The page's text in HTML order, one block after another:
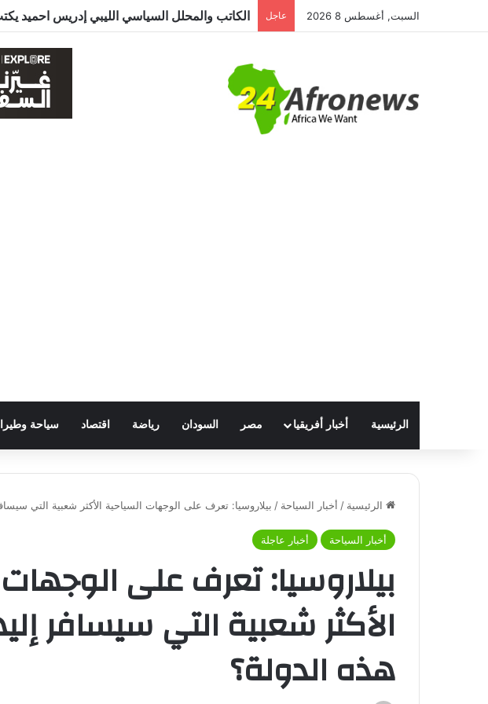
السبت, أغسطس 8 2026 عاجل
الرئيسية أخبار أفريقيا مصر السودان رياضة اقتصاد سياحة
الرئيسية / أخبار السياحة / بيلاروسيا: تعرف على الوجهات السياحية الأكثر شعبية التي
أخبار السياحة أخبار عاجلة
بيلاروسيا: تعرف على
الأكثر شعبية التي سيسافر
هذه الدولة؟